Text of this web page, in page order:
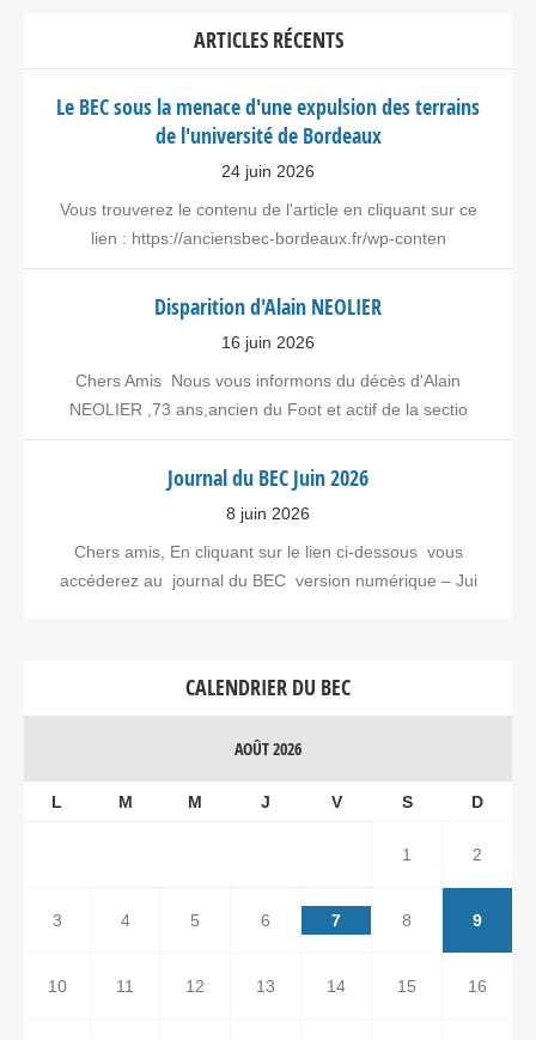
ARTICLES RÉCENTS
Le BEC sous la menace d'une expulsion des terrains
de l'université de Bordeaux
24 juin 2026
Vous trouverez le contenu de l'article en cliquant sur ce
lien : https://anciensbec-bordeaux.fr/wp-conten
Disparition d'Alain NEOLIER
16 juin 2026
Chers Amis Nous vous informons du décès d'Alain
NEOLIER ,73 ans,ancien du Foot et actif de la sectio
Journal du BEC Juin 2026
8 juin 2026
Chers amis, En cliquant sur le lien ci-dessous vous
accéderez au journal du BEC version numérique – Jui
CALENDRIER DU BEC
AOÛT 2026
L M M J V S D
1 2
3 4 5 6 7 8 9
10 11 12 13 14 15 16